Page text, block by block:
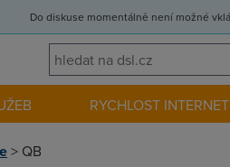
Do diskuse momentálně není možné
RYCHLOST
> QB